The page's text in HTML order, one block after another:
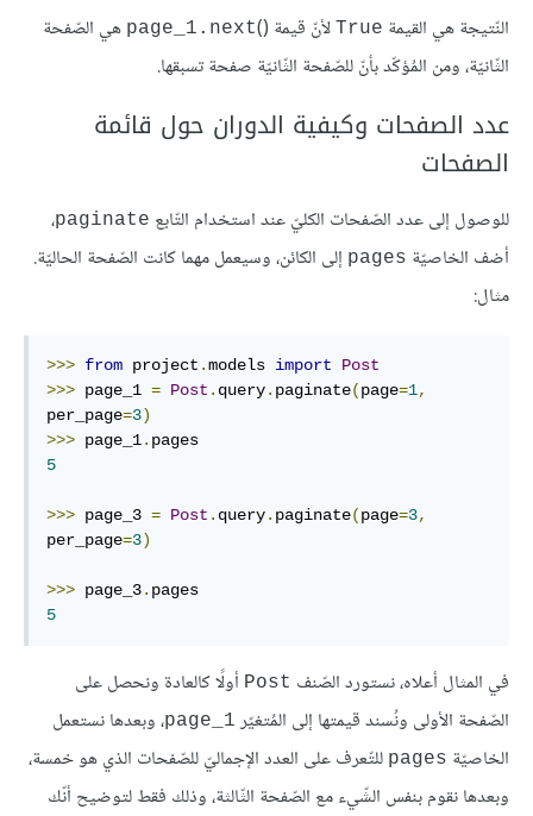
النّتيجة هي القيمة True لأنّ قيمة ()page_1.next هي الصّفحة
الثّانيّة، ومن المُؤكّد بأنّ للصّفحة الثّانيّة صفحة تسبقها.
عدد الصفحات وكيفية الدوران حول قائمة
الصفحات
للوصول إلى عدد الصّفحات الكليّ عند استخدام التّابع paginate،
أضف الخاصيّة pages إلى الكائن، وسيعمل مهما كانت الصّفحة الحاليّة.
مثال:
>>> from project .models import
Post
>>> page_1 = Post . query. paginate(page=1,
per_page=3)
>>> page_1.
5
>>> page_3 = Post . query. paginate(page=3,
per_page=3)
>>> page_3.
5
في المثال أعلاه، نستورد الصّنف Post أولًا كالعادة ونحصل على
الصّفحة الأولى ونُسند قيمتها إلى المُتغيّر page_1، وبعدها نستعمل
الخاصيّة pages للتّعرف على العدد الإجماليّ للصّفحات الذي هو خمسة،
وبعدها نقوم بنفس الشّيء مع الصّفحة الثّالثة، وذلك فقط لتوضيح أنّك